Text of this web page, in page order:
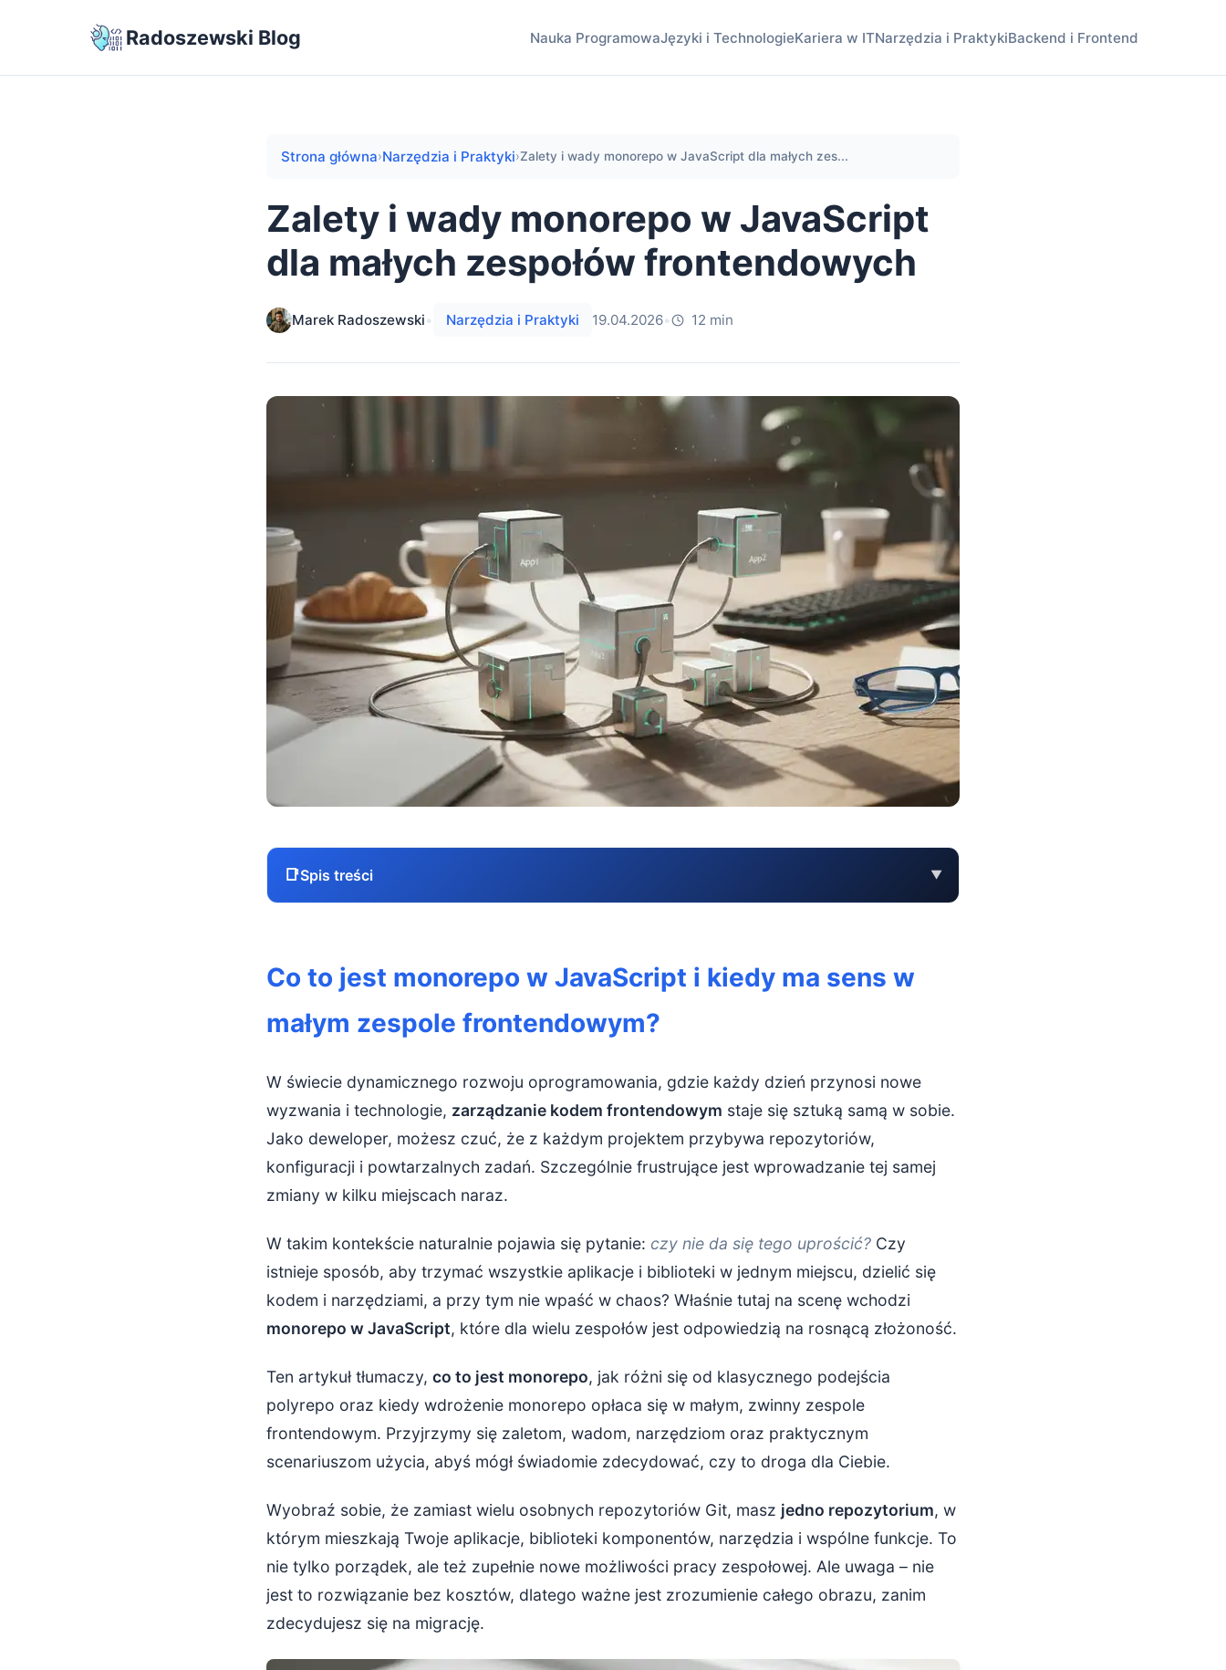
Radoszewski Blog Nauka ProgramowaJęzyki i TechnologieKariera w ITNarzędzia i PraktykiBackend i Frontend
Strona główna›Narzędzia i Praktyki›Zalety i wady monorepo w JavaScript dla małych zes...
Zalety i wady monorepo w JavaScript
dla małych zespołów frontendowych
Marek Radoszewski• Narzędzia i Praktyki 19.04.2026• 12 min
📑Spis treści ▼
Monorepo vs polyrepo – jak wygląda ta różnica w praktyce?
Kluczowe cechy monorepo
Łatwe współdzielenie kodu i komponentów
Uproszczone zarządzanie zależnościami
Usprawnione testowanie, CI/CD i onboarding
Potencjalne problemy z wydajnością
Uprawnienia, coupling i zarządzanie wydaniami
Wyższy koszt początkowej konfiguracji
Narzędzia do monorepo w JavaScript – przegląd opcji
Lerna – klasyk do zarządzania pakietami
Nx – rozbudowany ekosystem do monorepo
Co to jest monorepo w JavaScript i kiedy ma sens w
małym zespole frontendowym?
W świecie dynamicznego rozwoju oprogramowania, gdzie każdy dzień przynosi nowe
wyzwania i technologie, zarządzanie kodem frontendowym staje się sztuką samą w sobie.
Jako deweloper, możesz czuć, że z każdym projektem przybywa repozytoriów,
konfiguracji i powtarzalnych zadań. Szczególnie frustrujące jest wprowadzanie tej samej
zmiany w kilku miejscach naraz.
W takim kontekście naturalnie pojawia się pytanie: czy nie da się tego uprościć? Czy
istnieje sposób, aby trzymać wszystkie aplikacje i biblioteki w jednym miejscu, dzielić się
kodem i narzędziami, a przy tym nie wpaść w chaos? Właśnie tutaj na scenę wchodzi
monorepo w JavaScript, które dla wielu zespołów jest odpowiedzią na rosnącą złożoność.
Ten artykuł tłumaczy, co to jest monorepo, jak różni się od klasycznego podejścia
polyrepo oraz kiedy wdrożenie monorepo opłaca się w małym, zwinny zespole
frontendowym. Przyjrzymy się zaletom, wadom, narzędziom oraz praktycznym
scenariuszom użycia, abyś mógł świadomie zdecydować, czy to droga dla Ciebie.
Wyobraź sobie, że zamiast wielu osobnych repozytoriów Git, masz jedno repozytorium, w
którym mieszkają Twoje aplikacje, biblioteki komponentów, narzędzia i wspólne funkcje. To
nie tylko porządek, ale też zupełnie nowe możliwości pracy zespołowej. Ale uwaga – nie
jest to rozwiązanie bez kosztów, dlatego ważne jest zrozumienie całego obrazu, zanim
zdecydujesz się na migrację.